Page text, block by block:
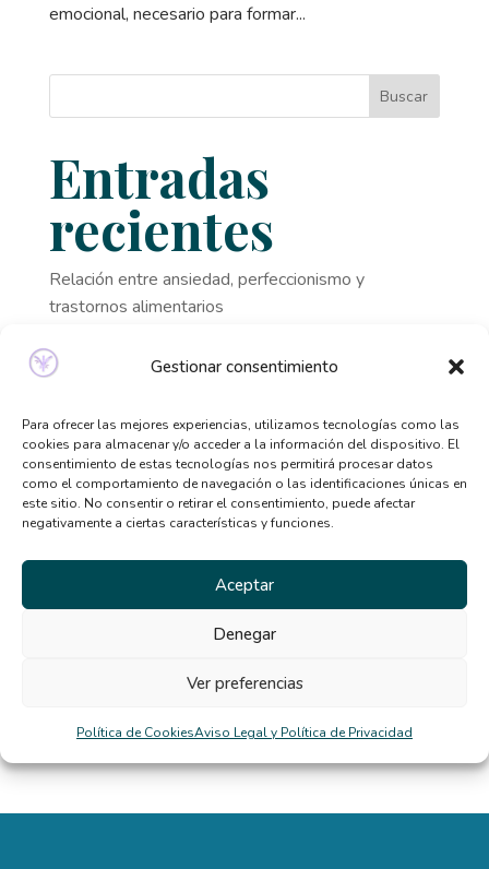
Gestionar consentimiento
Para ofrecer las mejores experiencias, utilizamos tecnologías como las
cookies para almacenar y/o acceder a la información del dispositivo. El
consentimiento de estas tecnologías nos permitirá procesar datos
como el comportamiento de navegación o las identificaciones únicas en
este sitio. No consentir o retirar el consentimiento, puede afectar
negativamente a ciertas características y funciones.
Aceptar
Denegar
Ver preferencias
Política de CookiesAviso Legal y Política de Privacidad
emocional, necesario para formar...
Buscar
Entradas
recientes
Relación entre ansiedad, perfeccionismo y
trastornos alimentarios
sabías
síntomas
Beneficios de la terapia desde casa: por qué cada
vez más personas la eligen
El TCA y la distorsión de la imagen corporal en
verano
Comentarios
recientes
diegoenLa rigidez mental nos dificulta la vida